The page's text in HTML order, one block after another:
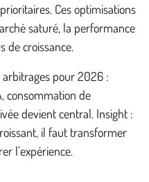
Ces optimisations
saturé, la performance
de croissance.
pour 2026 :
consommation de
devient central. Insight :
il faut transformer
l’expérience.